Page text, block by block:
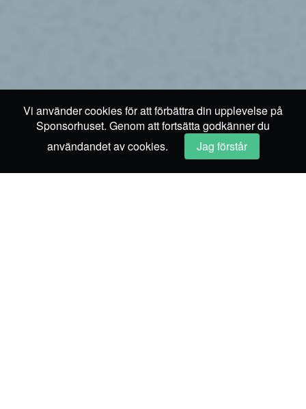
Vi använder cookies för att förbättra din upplevelse på
Sponsorhuset. Genom att fortsätta godkänner du
användandet av cookies.
Jag förstår